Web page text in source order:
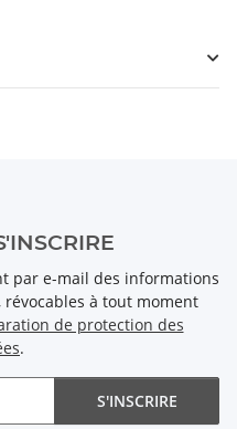
par e-mail des informations
à tout moment
de protection des
.
S'INSCRIRE